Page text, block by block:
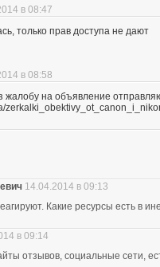
в 08:47
только прав доступа не дают
в 08:58
жалобу на объявление
14.04.2014 в 09:13
Какие ресурсы есть в
в 09:14
отзывов, социальные сети,